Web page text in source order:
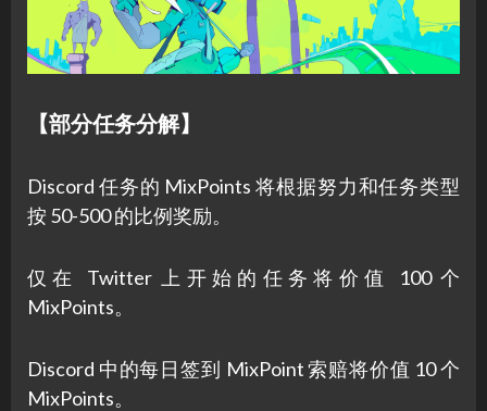
【部分任务分解】
Discord 任务的 MixPoints 将根据努力和任务类型
按 50-500 的比例奖励。
仅在 Twitter 上开始的任务将价值 100 个
MixPoints。
Discord 中的每日签到 MixPoint 索赔将价值 10 个
MixPoints。